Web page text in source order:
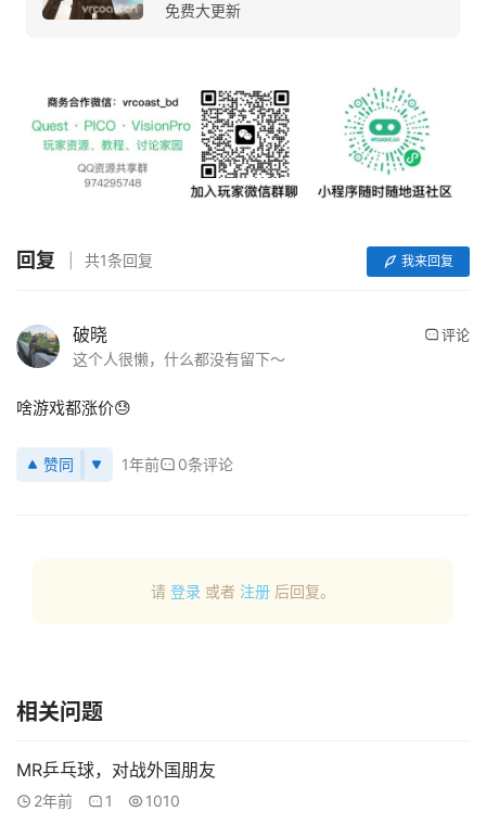
页
态
应
用
闻
V
源
下
免费大更新
回复 共1条回复 我来回复
破晓
这个人很懒，什么都没有留下～
评论
啥游戏都涨价😓
赞同 1年前 0条评论
请 登录 或者 注册 后回复。
相关问题
MR乒乓球，对战外国朋友
2年前 1 1010